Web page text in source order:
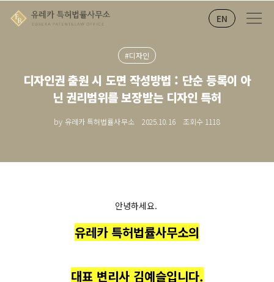
EN
#디자인
디자인권 출원 시 도면 작성방법 : 단순 등록이 아
닌 권리범위를 보장받는 디자인 특허
by 유레카 특허법률사무소 2025.10.16 조회수 1118
안녕하세요.
유레카 특허법률사무소의
대표 변리사 김예슬입니다.